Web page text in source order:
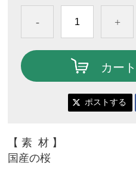
- +
カー
ポストする
【素 材 】
国産の桜